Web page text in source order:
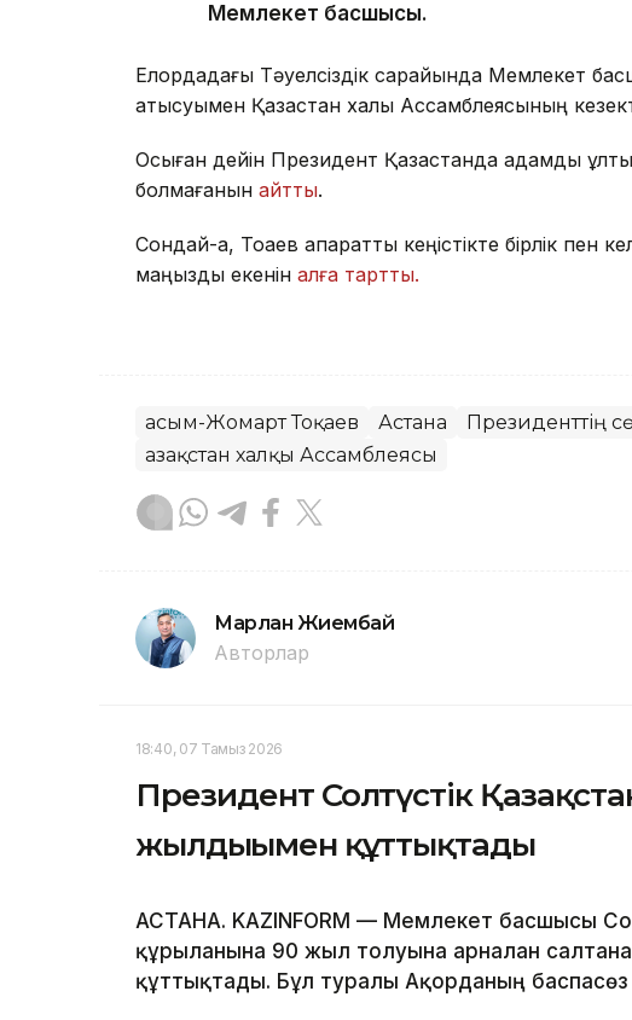
Мемлекет басшысы.
Елордадағы Тәуелсіздік сарайында Мемлекет
қатысуымен Қазақстан халқы Ассамблеясының
Осыған дейін Президент Қазақстанда адамды
болмағанын айтты.
Сондай-ақ, Тоқаев ақпараттық кеңістікте бірлік пен
маңызды екенін алға тартты.
Қасым-Жомарт Тоқаев Астана
Президенттің
Қазақстан халқы Ассамблеясы
Марлан Жиембай
Авторлар
18:40, 07 Тамыз 2026
Президент Солтүстік
жылдығымен құттықтады
АСТАНА. KAZINFORM — Мемлекет басшысы
құрылғанына 90 жыл толуына арналған
құттықтады. Бұл туралы Ақорданың